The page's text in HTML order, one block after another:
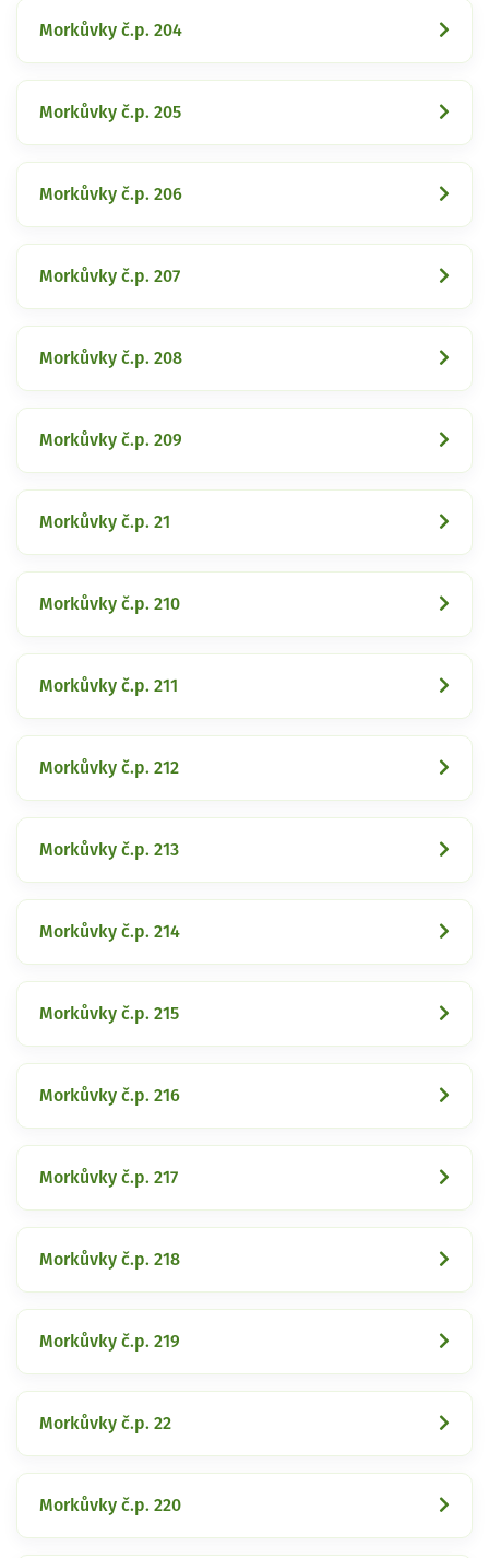
Morkůvky č.p. 204
Morkůvky č.p. 205
Morkůvky č.p. 206
Morkůvky č.p. 207
Morkůvky č.p. 208
Morkůvky č.p. 209
Morkůvky č.p. 21
Morkůvky č.p. 210
Morkůvky č.p. 211
Morkůvky č.p. 212
Morkůvky č.p. 213
Morkůvky č.p. 214
Morkůvky č.p. 215
Morkůvky č.p. 216
Morkůvky č.p. 217
Morkůvky č.p. 218
Morkůvky č.p. 219
Morkůvky č.p. 22
Morkůvky č.p. 220